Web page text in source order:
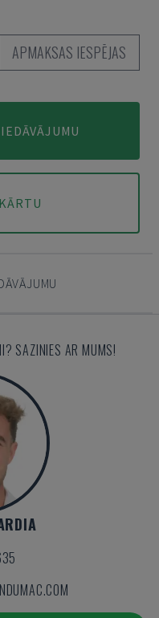
APMAKSAS IESPĒJAS
SAZINIES AR MUMS!